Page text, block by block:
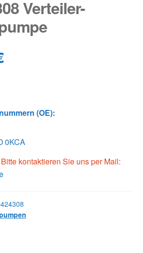
Verteiler-
(OE):
0KCA
kontaktieren Sie uns per Mail: